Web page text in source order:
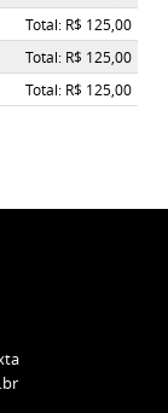
Total: R$ 125,00
Total: R$ 125,00
Total: R$ 125,00